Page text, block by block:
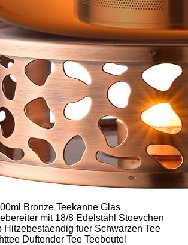
Bronze Teekanne Glas
mit 18/8 Edelstahl Stoevchen
Hitzebestaendig fuer Schwarzen Tee
Duftender Tee Teebeutel